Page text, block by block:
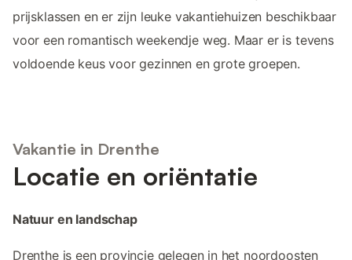
prijsklassen en er zijn leuke vakantiehuizen beschikbaar
voor een romantisch weekendje weg. Maar er is tevens
voldoende keus voor gezinnen en grote groepen.
Vakantie in Drenthe
Locatie en oriëntatie
Natuur en landschap
Drenthe is een provincie gelegen in het noordoosten